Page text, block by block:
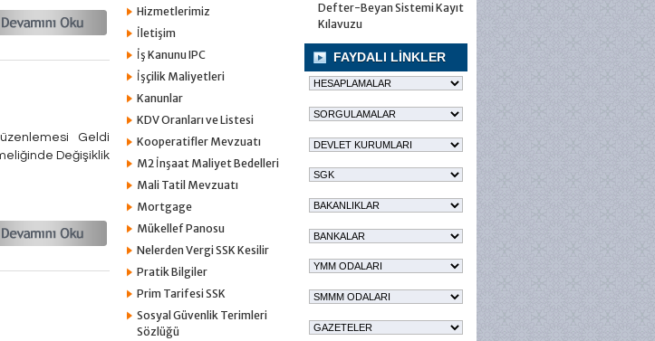
Geldi
Değişiklik
Hizmetlerimiz
İletişim
İş Kanunu IPC
İşçilik Maliyetleri
Kanunlar
KDV Oranları ve Listesi
Kooperatifler Mevzuatı
M2 İnşaat Maliyet Bedelleri
Mali Tatil Mevzuatı
Mortgage
Mükellef Panosu
Nelerden Vergi SSK Kesilir
Pratik Bilgiler
Prim Tarifesi SSK
Sosyal Güvenlik Terimleri
Sözlüğü
Defter-Beyan Sistemi Kayıt
Kılavuzu
FAYDALI LİNKLER